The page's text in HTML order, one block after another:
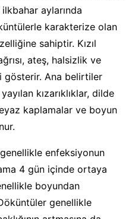
ilkbahar aylarında
karakterize olan
sahiptir. Kızıl
ateş, halsizlik ve
gösterir. Ana belirtiler
kızarıklıklar, dilde
kaplamalar ve boyun
genellikle enfeksiyonun
4 gün içinde ortaya
boyundan
genellikle